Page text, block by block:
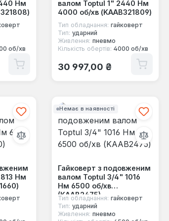
Нм
об/хв
валом Toptul 1" 2440 Нм
4000 об/хв (KAAB321809)
Тип обладнання: гайковерт
Тип: ударний
Живлення: пневмо
Кількість обертів: 4000 об/хв
Звичайна ціна:
30 997,00 ₴
Нм
Немає в наявності
Гайковерт з подовженим
валом Toptul 3/4" 1016
Нм 6500 об/хв
(KAAB2475)
Тип обладнання: гайковерт
Тип: ударний
Живлення: пневмо